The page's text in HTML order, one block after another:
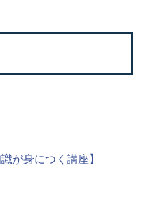
が身につく講座】